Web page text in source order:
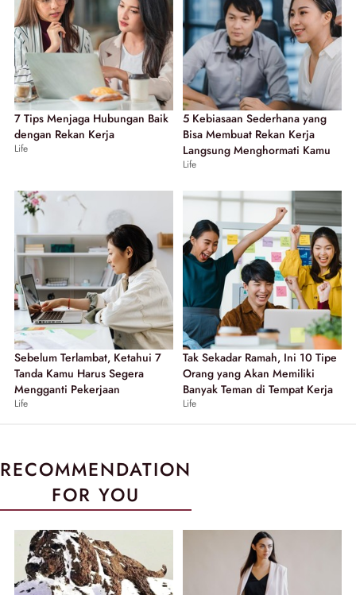
7 Tips Menjaga Hubungan Baik
dengan Rekan Kerja
Life
5 Kebiasaan Sederhana yang
Bisa Membuat Rekan Kerja
Langsung Menghormati Kamu
Life
Sebelum Terlambat, Ketahui 7
Tanda Kamu Harus Segera
Mengganti Pekerjaan
Life
Tak Sekadar Ramah, Ini 10 Tipe
Orang yang Akan Memiliki
Banyak Teman di Tempat Kerja
Life
RECOMMENDATION
FOR YOU